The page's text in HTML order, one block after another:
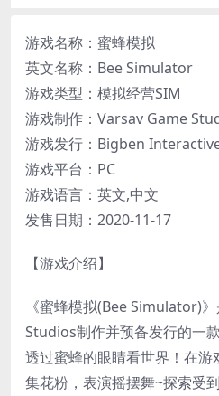
游戏名称：蜜蜂模拟
英文名称：Bee Simulator
游戏类型：模拟经营SIM
游戏制作：Varsav Game
游戏发行：Bigben
游戏平台：PC
游戏语言：英文,中文
发售日期：2020-11-17
【游戏介绍】
《蜜蜂模拟(Bee Simulator)
Studios制作并预备发行的一
透过蜜蜂的眼睛看世界！在
集花粉，表演摇摆舞~探索受